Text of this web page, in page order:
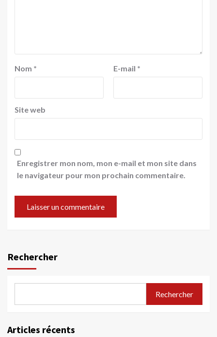
Nom * E-mail *
Site web
Enregistrer mon nom, mon e-mail et mon site dans
le navigateur pour mon prochain commentaire.
Rechercher
Rechercher
Articles récents